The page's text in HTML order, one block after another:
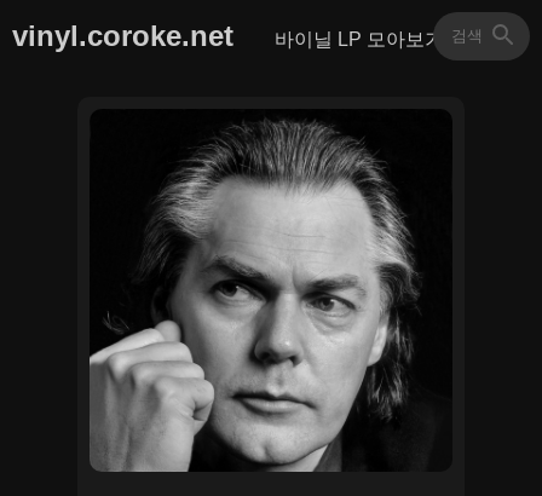
vinyl.coroke.net 바이닐 LP 모아보기